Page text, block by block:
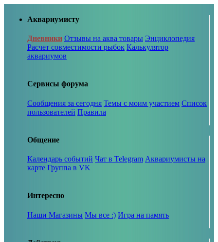
Аквариумисту
Дневники Отзывы на аква товары Энциклопедия
Расчет совместимости рыбок Калькулятор
аквариумов
Сервисы форума
Сообщения за сегодня Темы с моим участием Список
пользователей Правила
Общение
Календарь событий Чат в Telegram Аквариумисты на
карте Группа в VK
Интересно
Наши Магазины Мы все :) Игра на память